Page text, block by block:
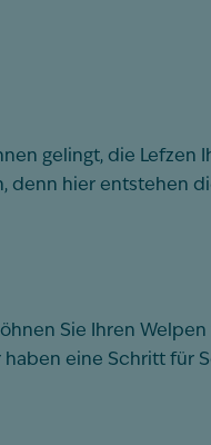
gelingt, die Lefzen
denn hier entstehen
Sie Ihren
eine Schritt für